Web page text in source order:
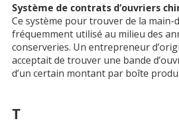
Système de contrats d’ouvriers
Ce système pour trouver de la main-
fréquemment utilisé au milieu des
conserveries. Un entrepreneur
acceptait de trouver une bande
d’un certain montant par boîte
T